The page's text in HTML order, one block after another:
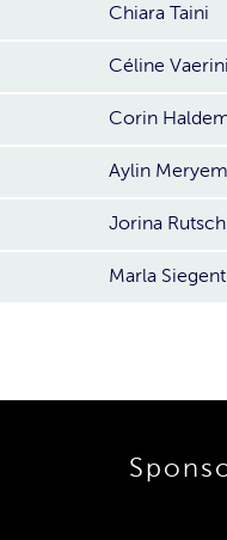
Chiara Taini
Céline Vaerini
Corin
Aylin Meryem
Jorina
Marla